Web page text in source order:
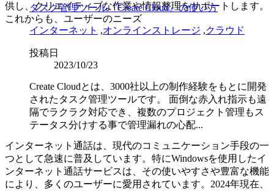
供し、クリエイティブな作業や情報整理をサポートします。
これからも、ユーザーのニーズ
インターネット通話は、現代のコミュニケーション手段の一
つとして急速に普及しています。特にWindowsを使用したイ
ンターネット通話サービスは、その使いやすさや豊富な機能
により、多くのユーザーに愛用されています。2024年現在、
タスク管理ツール『Create Cloud』の使い方
インターネット ,オンラインストレージ ,クラウド
投稿日
2023/10/23
Create Cloudとは、3000社以上の制作経験をもとに開発
されたタスク管理ツールです。 面倒な赤入れ指示も遠
隔でラクラク対応でき、複数のプロジェクト管理もス
テータス分けする事で管理漏れの心配...